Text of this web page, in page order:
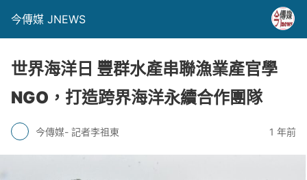
今傳媒 JNEWS
世界海洋日 豐群水產串聯漁業產官學
NGO，打造跨界海洋永續合作團隊
今傳媒- 記者李祖東 1 年前